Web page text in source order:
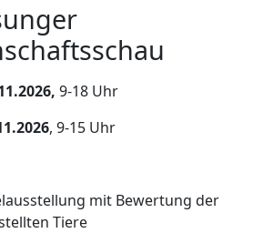
9-18 Uhr
, 9-15 Uhr
mit Bewertung der
Tiere